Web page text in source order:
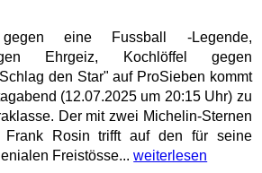
eine Fussball -Legende,
Ehrgeiz, Kochlöffel gegen
den Star" auf ProSieben kommt
(12.07.2025 um 20:15 Uhr) zu
Der mit zwei Michelin-Sternen
Frank Rosin trifft auf den für seine
Freistösse...weiterlesen